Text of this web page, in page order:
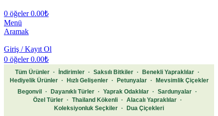
0 öğeler 0.00₺
Menü
Aramak
Giriş / Kayıt Ol
0 öğeler 0.00₺
Tüm Ürünler · İndirimler · Saksılı Bitkiler · Benekli Yapraklılar ·
Hediyelik Ürünler
· Hızlı Gelişenler · Petunyalar ·
Mevsimlik Çiçekler
Begonvil
· Dayanıklı Türler · Yaprak Odaklılar · Sardunyalar ·
Özel Türler
· Thailand Kökenli · Alacalı Yapraklılar
·
Koleksiyonluk Seçkiler · Dua Çiçekleri